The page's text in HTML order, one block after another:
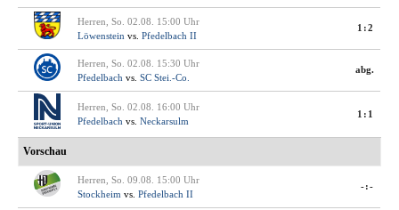
Herren, So. 02.08. 15:00 Uhr
Löwenstein vs. Pfedelbach II
1:2
Herren, So. 02.08. 15:30 Uhr
Pfedelbach vs. SC Stei.-Co.
abg.
Herren, So. 02.08. 16:00 Uhr
Pfedelbach vs. Neckarsulm
1:1
Vorschau
Herren, So. 09.08. 15:00 Uhr
Stockheim vs. Pfedelbach II
-:-